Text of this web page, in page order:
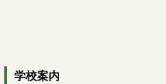
学校案内